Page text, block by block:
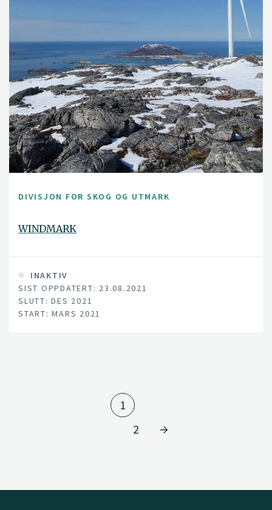
DIVISJON FOR SKOG OG UTMARK
WINDMARK
INAKTIV
SIST OPPDATERT: 23.08.2021
SLUTT: DES 2021
START: MARS 2021
1
2